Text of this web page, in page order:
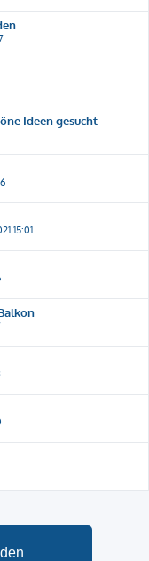
Ideen gesucht
15:01